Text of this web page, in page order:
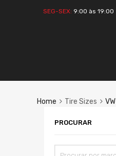
SEG-SEX: 9:00 às 19:00
Home Tire Sizes VW
PROCURAR